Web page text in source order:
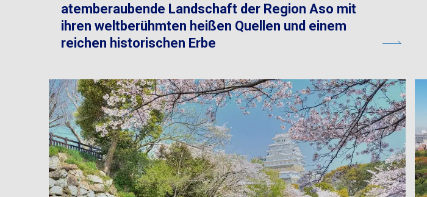
atemberaubende Landschaft der Region Aso mit
ihren weltberühmten heißen Quellen und einem
reichen historischen Erbe